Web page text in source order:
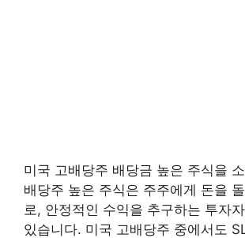
미국 고배당주 배당금 높은 주식을
배당주 높은 주식은 주주에게 돈을
로, 안정적인 수익을 추구하는 투자
있습니다. 미국 고배당주 중에서도